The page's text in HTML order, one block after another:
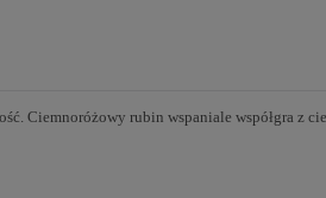
Ciemnoróżowy rubin wspaniale współgra z